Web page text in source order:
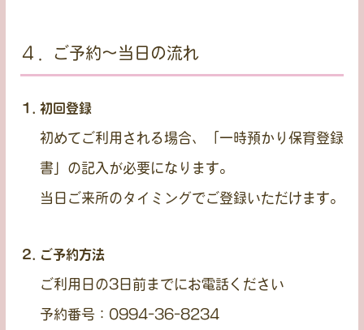
４．ご予約〜当日の流れ
初回登録
初めてご利用される場合、「一時預かり保育登録
書」の記入が必要になります。
当日ご来所のタイミングでご登録いただけます。
ご予約方法
ご利用日の3日前までにお電話ください
予約番号：0994-36-8234